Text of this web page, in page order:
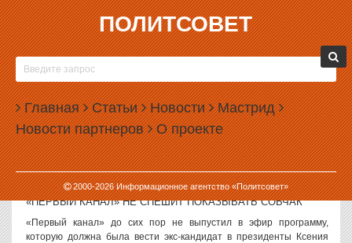
ПОЛИТСОВЕТ
Главная Статьи Новости Мастрид
Новости партнеров О проекте
2000-2026Информационное агентство «Политсовет»
30.09.2019, 18:02
«ТИТАНОВАЯ ДОЛИНА» ПОТЕРЯЛА КРУПНЕЙШЕГО
РЕЗИДЕНТА И 15 МИЛЛИАРДОВ
Скандальный проект свердловских властей «Титановая долина»
лишился крупнейшего резидента, который собирался
инвестировать в экономику региона 15 миллиардов рублей. Речь
идет о компании «СТОД-Урал»,...
30.09.2019, 17:14
«ПЕРВЫЙ КАНАЛ» НЕ СПЕШИТ ПОКАЗЫВАТЬ СОБЧАК
«Первый канал» до сих пор не выпустил в эфир программу,
которую должна была вести экс-кандидат в президенты Ксения